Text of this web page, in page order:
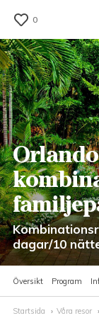
0
dagar/10
Översikt Program
Startsida
Våra resor